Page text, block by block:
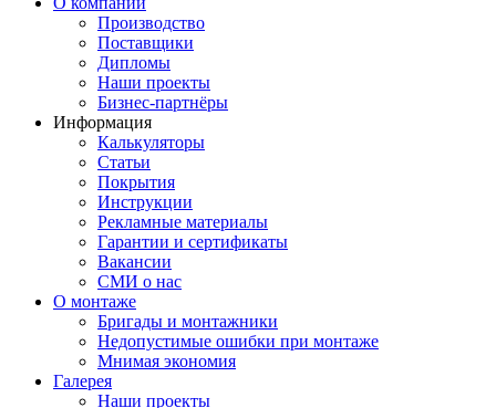
Производство
Поставщики
Дипломы
Наши проекты
Бизнес-партнёры
Информация
Калькуляторы
Статьи
Покрытия
Инструкции
Рекламные материалы
Гарантии и сертификаты
Вакансии
СМИ о нас
О монтаже
Бригады и монтажники
Недопустимые ошибки при монтаже
Мнимая экономия
Галерея
Наши проекты